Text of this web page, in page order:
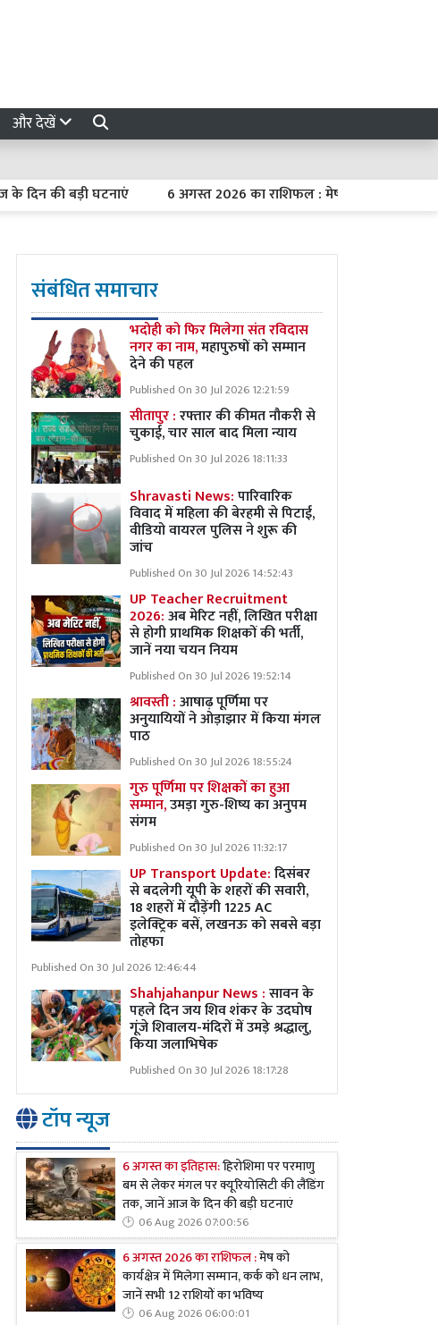
और देखें
की बड़ी घटनाएं 6 अगस्त 2026 का राशिफल : मेष को कार्यक्षेत्र में मिलेगा
संबंधित समाचार
भदोही को फिर मिलेगा संत रविदास
नगर का नाम,महापुरुषों को सम्मान
देने की पहल
Published On 30 Jul 2026 12:21:59
सीतापुर :रफ्तार की कीमत नौकरी से
चुकाई, चार साल बाद मिला न्याय
Published On 30 Jul 2026 18:11:33
Shravasti News:पारिवारिक
विवाद में महिला की बेरहमी से पिटाई,
वीडियो वायरल पुलिस ने शुरू की
जांच
Published On 30 Jul 2026 14:52:43
UP Teacher Recruitment
2026:अब मेरिट नहीं, लिखित परीक्षा
से होगी प्राथमिक शिक्षकों की भर्ती,
जानें नया चयन नियम
Published On 30 Jul 2026 19:52:14
श्रावस्ती :आषाढ़ पूर्णिमा पर
अनुयायियों ने ओड़ाझार में किया मंगल
पाठ
Published On 30 Jul 2026 18:55:24
गुरु पूर्णिमा पर शिक्षकों का हुआ
सम्मान,उमड़ा गुरु-शिष्य का अनुपम
संगम
Published On 30 Jul 2026 11:32:17
UP Transport Update:दिसंबर
से बदलेगी यूपी के शहरों की सवारी,
18 शहरों में दौड़ेंगी 1225 AC
इलेक्ट्रिक बसें, लखनऊ को सबसे बड़ा
तोहफा
Published On 30 Jul 2026 12:46:44
Shahjahanpur News :सावन के
पहले दिन जय शिव शंकर के उदघोष
गूंजे शिवालय-मंदिरों में उमड़े श्रद्धालु,
किया जलाभिषेक
Published On 30 Jul 2026 18:17:28
टॉप न्यूज
6 अगस्त का इतिहास:हिरोशिमा पर परमाणु
बम से लेकर मंगल पर क्यूरियोसिटी की लैंडिंग
तक, जानें आज के दिन की बड़ी घटनाएं
06 Aug 2026 07:00:56
6 अगस्त 2026 का राशिफल :मेष को
कार्यक्षेत्र में मिलेगा सम्मान, कर्क को धन लाभ,
जानें सभी 12 राशियों का भविष्य
06 Aug 2026 06:00:01